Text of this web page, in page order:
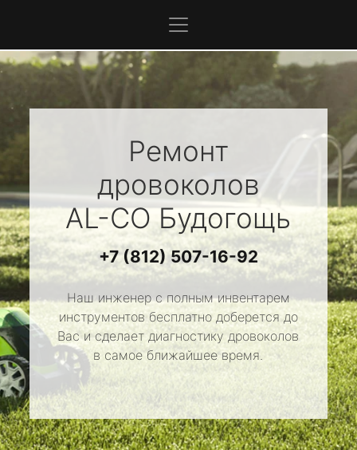
Ремонт
дровоколов
AL-COБудогощь
+7 (812) 507-16-92
Наш инженер с полным инвентарем
инструментов бесплатно доберется до
Вас и сделает диагностику дровоколов
в самое ближайшее время.